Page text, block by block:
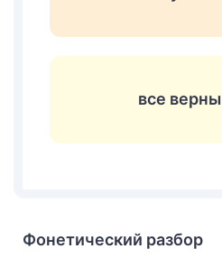
все верны
Фонетический разбор